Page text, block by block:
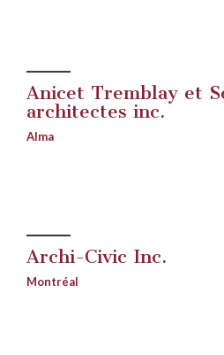
Anicet Tremblay et
architectes inc.
Alma
Archi-Civic Inc.
Montréal